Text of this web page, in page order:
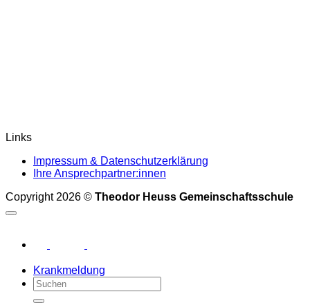
Links
Impressum & Datenschutzerklärung
Ihre Ansprechpartner:innen
Copyright 2026 © Theodor Heuss Gemeinschaftsschule
Krankmeldung